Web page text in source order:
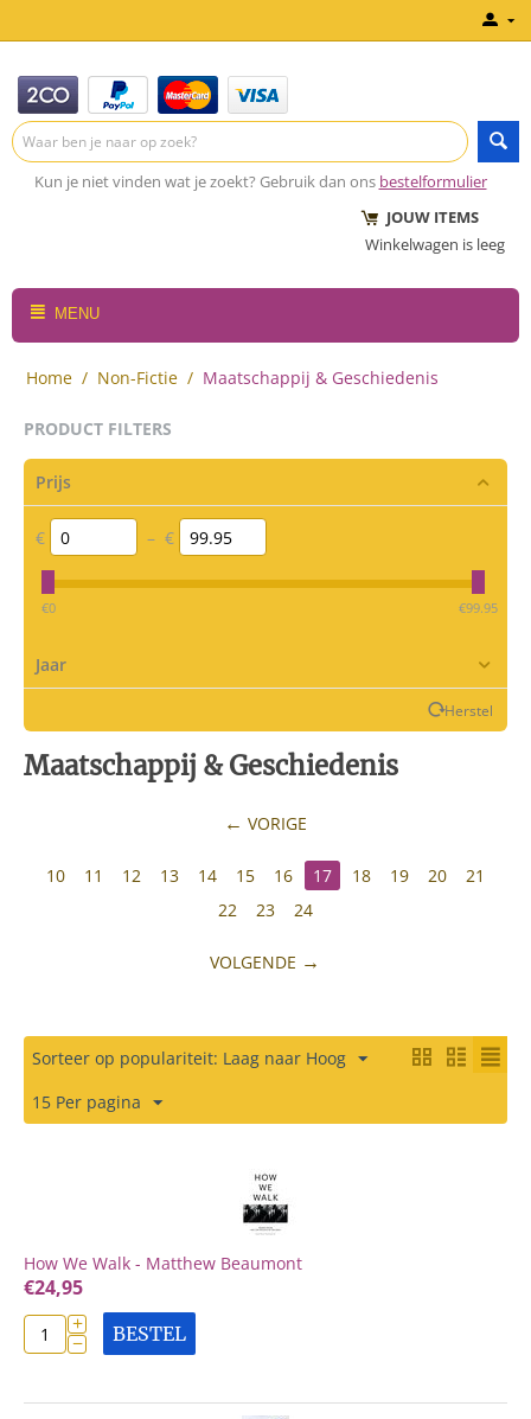
Kun je niet vinden wat je zoekt? Gebruik dan ons bestelformulier
JOUW ITEMS
Winkelwagen is leeg
MENU
Home / Non-Fictie / Maatschappij & Geschiedenis
PRODUCT FILTERS
Prijs
€ – €
‎€0 ‎€99.95
Jaar
Herstel
Maatschappij & Geschiedenis
VORIGE
10 11 12 13 14 15 16 17 18 19 20
21
22
23 24
VOLGENDE
Sorteer op populariteit: Laag naar Hoog
15 Per pagina
How We Walk - Matthew Beaumont
€24,95
+
− BESTEL